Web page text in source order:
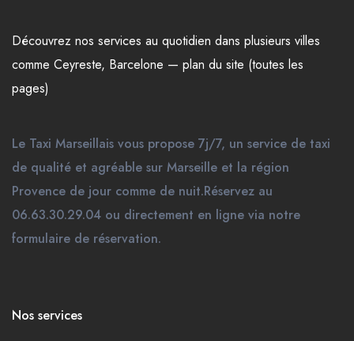
Découvrez nos services au quotidien dans plusieurs villes
comme Ceyreste, Barcelone — plan du site (toutes les
pages)
Le Taxi Marseillais vous propose 7j/7, un service de taxi
de qualité et agréable sur Marseille et la région
Provence de jour comme de nuit.Réservez au
06.63.30.29.04 ou directement en ligne via notre
formulaire de réservation.
Nos services